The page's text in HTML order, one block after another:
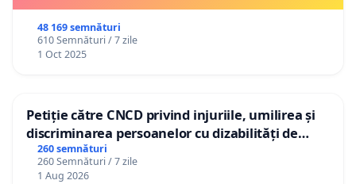
48 169 semnături
610 Semnături / 7 zile
1 Oct 2025
Petiție către CNCD privind injuriile, umilirea și
discriminarea persoanelor cu dizabilități de
către utilizatorul TikTok „Gorici”
260 semnături
260 Semnături / 7 zile
1 Aug 2026